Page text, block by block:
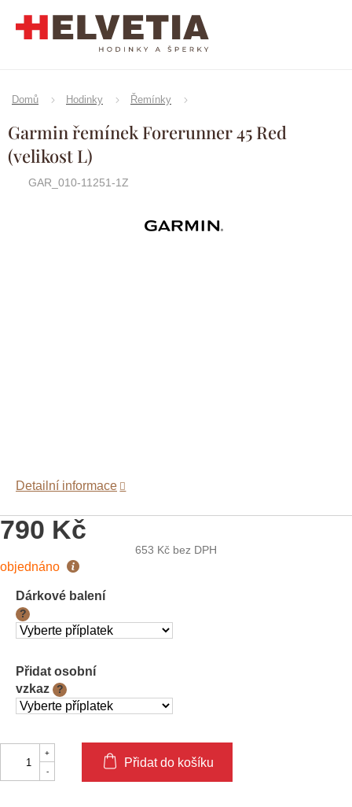
Domů Hodinky Řemínky
Garmin řemínek Forerunner 45 Red
(velikost L)
GAR_010-11251-1Z
Značka:Garmin
790 Kč
653 Kč bez DPH
Měrná
objednáno
Dárkové balení
?
Přidat osobní
vzkaz
?
Přidat do košíku
Detailní informace